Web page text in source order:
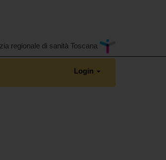
regionale di sanità Toscana
Login